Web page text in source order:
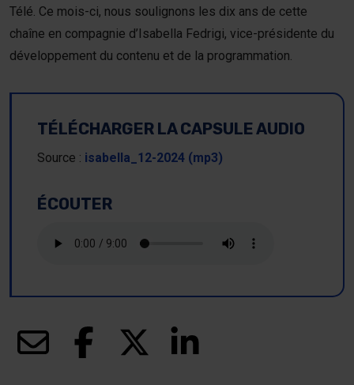
Télé. Ce mois-ci, nous soulignons les dix ans de cette
chaîne en compagnie d’Isabella Fedrigi, vice-présidente du
développement du contenu et de la programmation.
TÉLÉCHARGER LA CAPSULE AUDIO
Source : isabella_12-2024 (mp3)
ÉCOUTER
(ce lien s’ouvrira dans une nouvelle fenêtre)
(ce lien s’ouvrira dans une nouvelle
(ce lien s’ouvrira dans une